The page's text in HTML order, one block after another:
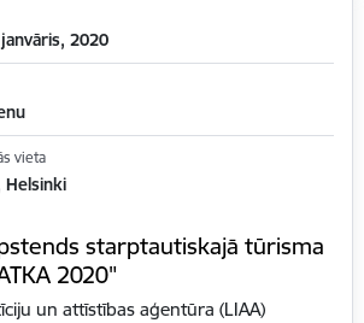
2020
vieta
Helsinki
starptautiskajā tūrisma
2020"
un attīstības aģentūra (LIAA)